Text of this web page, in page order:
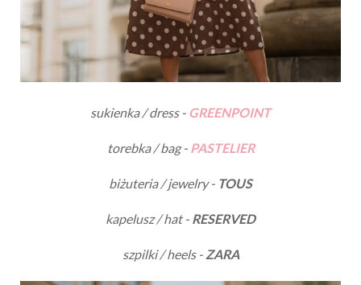
sukienka / dress - GREENPOINT
torebka / bag - PASTELIER
biżuteria / jewelry - TOUS
kapelusz / hat - RESERVED
szpilki / heels - ZARA